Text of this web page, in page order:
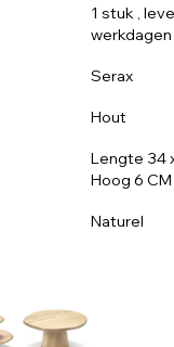
1 stuk ,
werkdagen
Serax
Hout
Lengte 34
Hoog 6 CM
Naturel